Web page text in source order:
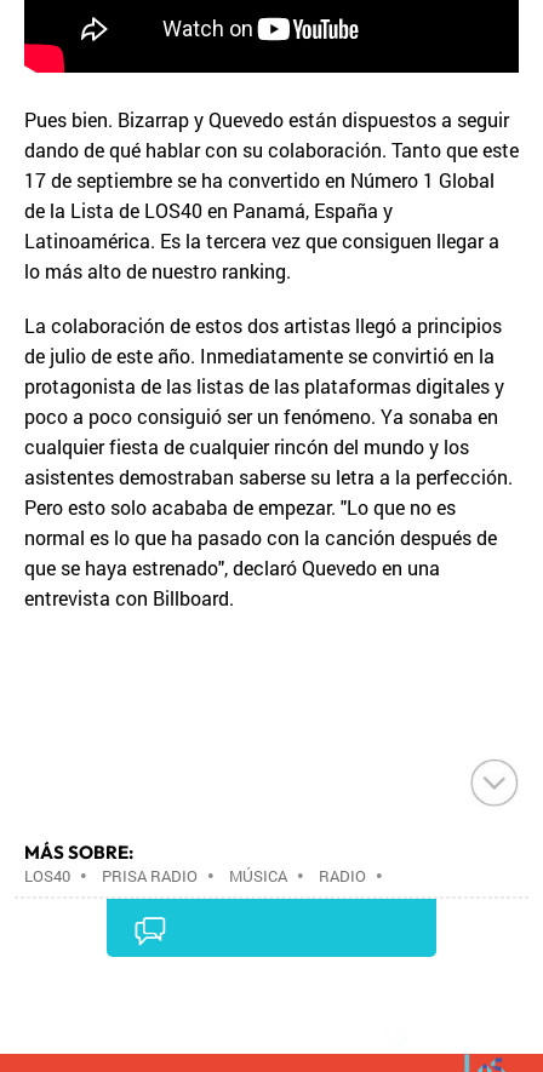
Pues bien. Bizarrap y Quevedo están dispuestos a seguir
dando de qué hablar con su colaboración. Tanto que este
17 de septiembre se ha convertido en Número 1 Global
de la Lista de LOS40 en Panamá, España y
Latinoamérica. Es la tercera vez que consiguen llegar a
lo más alto de nuestro ranking.
La colaboración de estos dos artistas llegó a principios
de julio de este año. Inmediatamente se convirtió en la
protagonista de las listas de las plataformas digitales y
poco a poco consiguió ser un fenómeno. Ya sonaba en
cualquier fiesta de cualquier rincón del mundo y los
asistentes demostraban saberse su letra a la perfección.
Pero esto solo acababa de empezar. "Lo que no es
normal es lo que ha pasado con la canción después de
que se haya estrenado", declaró Quevedo en una
entrevista con Billboard.
MÁS SOBRE:
LOS40 • PRISA RADIO • MÚSICA • RADIO •
GRUPO PRISA•GRUPO COMUNICACIÓN•MEDIOS
COMUNICACIÓN•